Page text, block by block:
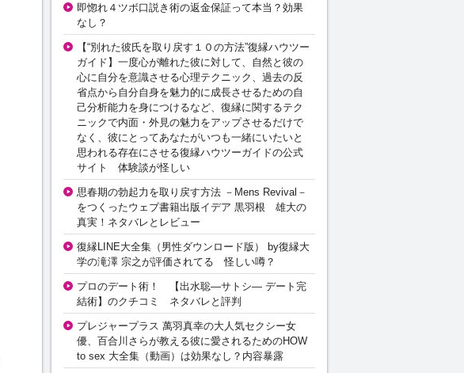
即惚れ４ツボ口説き術の返金保証って本当？効果
なし？
【“別れた彼氏を取り戻す１０の方法”復縁ハウツー
ガイド】一度心が離れた彼に対して、自然と彼の
心に自分を意識させる心理テクニック、過去の反
省点から自分自身を魅力的に成長させるための自
己分析能力を身につけるなど、復縁に関するテク
ニックで内面・外見の魅力をアップさせるだけで
なく、彼にとってあなたがいつも一緒にいたいと
思われる存在にさせる復縁ハウツーガイドの公式
サイト 体験談が怪しい
思春期の勃起力を取り戻す方法 －Mens Revival－
をつくったウェブ書籍出版イデア 黒羽根 雄大の
真実！ネタバレとレビュー
復縁LINE大全集（男性ダウンロード版） by復縁大
学の滝澤 宗之が評価されてる 怪しい噂？
プロのデート術！ 【出水聡―サトシ― デート完
結術】のクチコミ ネタバレと評判
プレジャープラス 萬羽真幸の大人気セクシー女
優、百合川さらが教える彼に愛されるためのHOW
to sex 大全集（動画）は効果なし？内容暴露